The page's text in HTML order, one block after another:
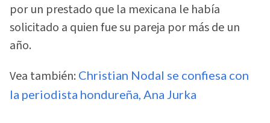
por un prestado que la mexicana le había
solicitado a quien fue su pareja por más de un
año.
Vea también: Christian Nodal se confiesa con
la periodista hondureña, Ana Jurka